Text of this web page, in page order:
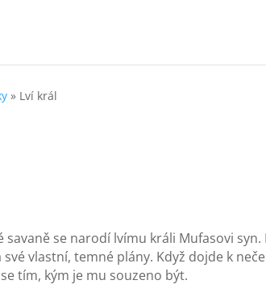
» Lví král
savaně se narodí lvímu králi Mufasovi
vlastní, temné plány. Když dojde k
tím, kým je mu souzeno být.